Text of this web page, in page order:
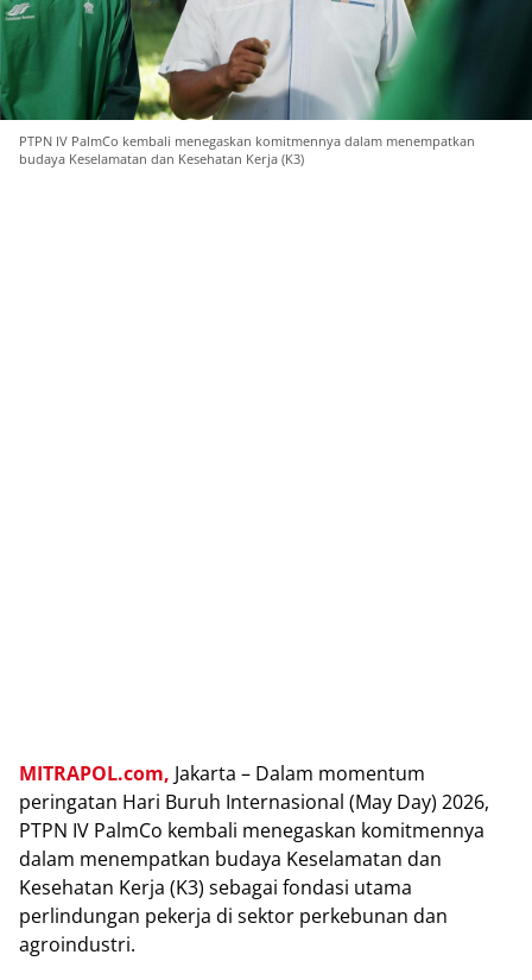
PTPN IV PalmCo kembali menegaskan komitmennya dalam menempatkan
budaya Keselamatan dan Kesehatan Kerja (K3)
MITRAPOL.com, Jakarta – Dalam momentum
peringatan Hari Buruh Internasional (May Day) 2026,
PTPN IV PalmCo kembali menegaskan komitmennya
dalam menempatkan budaya Keselamatan dan
Kesehatan Kerja (K3) sebagai fondasi utama
perlindungan pekerja di sektor perkebunan dan
agroindustri.